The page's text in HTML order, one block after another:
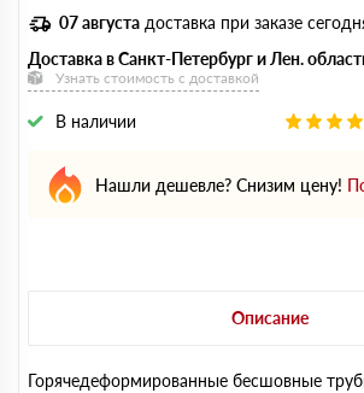
07 августа доставка при заказе
Доставка в Санкт-Петербург и Лен.
Узнать стоимость с доставкой
В наличии
Нашли дешевле? Снизим цену!
Описание
Горячедеформированные бесшовные